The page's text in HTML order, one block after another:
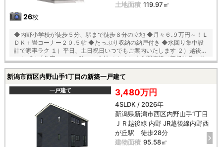
26枚
土地面積 119.97㎡
◆内野小学校が徒歩５分、駅まで徒歩８分の立地 ◆月々６.９万円～！Ｌ
ＤＫ＋畳コーナー２０.５帖 ◆たっぷり収納の納戸付き ◆水回り集中設
計で家事ラク １）平日、土日祝日いつでもご案内いたします ２）越後ホ
ームズは「住宅ローンに強い」会社です ３）未公開情報（新規物件、値
■自動洗浄機能付きの外壁サイディング ■地震に強い「耐震等級３」の
家！ ■厳しい第三者機関検査による「住宅性能評価」W取得！ ■「ベタ
基礎」「地盤改良工事」実施！ ■安心の建物１０年保証（最大３５年ま
で延長可） ■年中無休のアフターサービスコールセンター設置 ■浴室乾
燥機で天候に左右されずお洗濯が可能 【教育】 内野小学校 徒歩５分
内野中学校 徒歩１４分
新潟市西区内野山手1丁目の新築一戸建て
一戸建て 3,480万円
4SLDK / 2026年
新潟県新潟市西区内野山手1丁目
ＪＲ越後線 内野 JR越後線内野西
が丘駅 徒歩28分
建物面積 95.58㎡